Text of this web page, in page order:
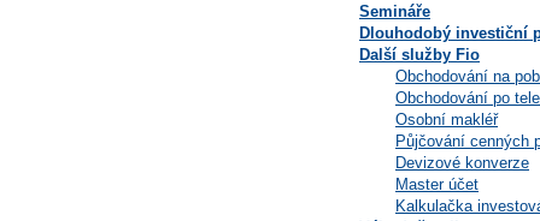
Semináře
Dlouhodobý investiční
Další služby Fio
Obchodování na
Obchodování po
Osobní makléř
Půjčování cenných
Devizové konverze
Master účet
Kalkulačka